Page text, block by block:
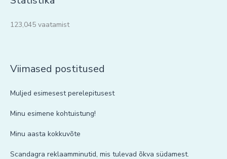
123,045 vaatamist
Viimased postitused
Muljed esimesest perelepitusest
Minu esimene kohtuistung!
Minu aasta kokkuvõte
Scandagra reklaamminutid, mis tulevad õkva südamest.